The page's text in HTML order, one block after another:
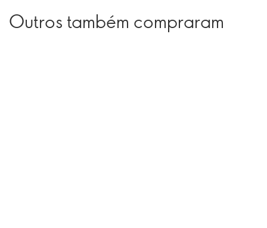
Outros também compraram